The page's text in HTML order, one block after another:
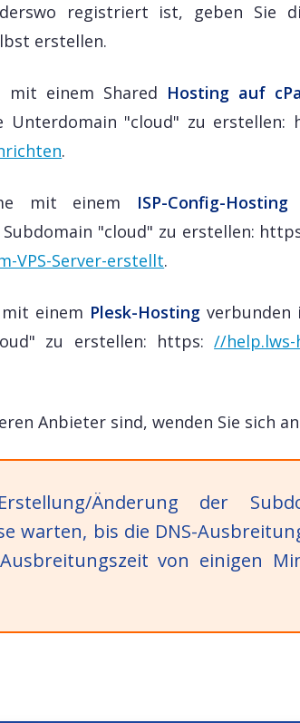
registriert ist, geben Sie
erstellen.
mit einem Shared Hosting auf
Unterdomain "cloud" zu
.
mit einem ISP-Config-Hosting
"cloud" zu erstellen:
VPS-Server-erstellt.
einem Plesk-Hosting verbunden
zu erstellen: https://
Anbieter sind, wenden Sie sich
Änderung der
warten, bis die DNS-
von einigen